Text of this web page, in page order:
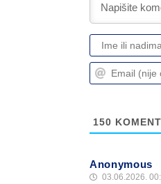
150
Anonymous
03.06.2026.